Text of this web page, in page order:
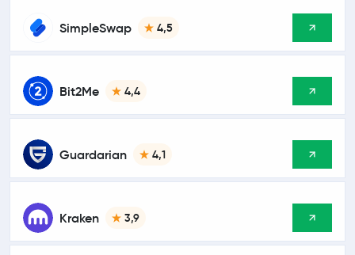
SimpleSwap 4,5
Bit2Me 4,4
Guardarian 4,1
Kraken 3,9